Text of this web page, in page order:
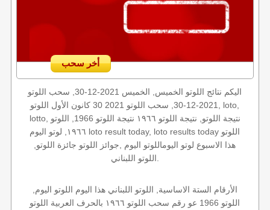
أخر سحب
اليكم نتائج اللوتو الخميس, الخميس 2021-12-30, سحب اللوتو
2021-12-30, سحب اللوتو 2021 30 كانون الأول اللوتو, loto,
lotto, نتيجة اللوتو, نتيجة اللوتو ١٩٦٦ نتيجة اللوتو 1966, اللوتو
١٩٦٦, لوتو اليوم loto result today, loto results today اللوتو
هذا الاسبوع لوتو اليوماللوتو اليوم ,جوائز اللوتو جائزة اللوتو,
الأرقام الستة الاساسية, اللوتو اللبناني هذا اليوم اللوتو اليوم,
اللوتو 1966 عو رقم سحب اللوتو ١٩٦٦ بالحرف العربية اللوتو